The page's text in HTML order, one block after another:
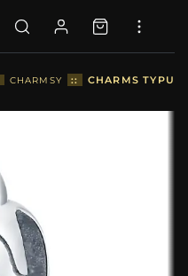
CHARMSY :: CHARMS TYPU